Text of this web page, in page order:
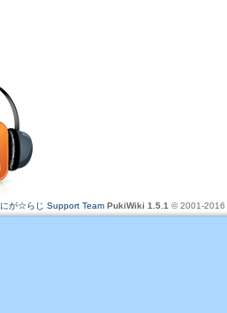
にが☆らじ Support Team PukiWiki 1.5.1 © 2001-2016